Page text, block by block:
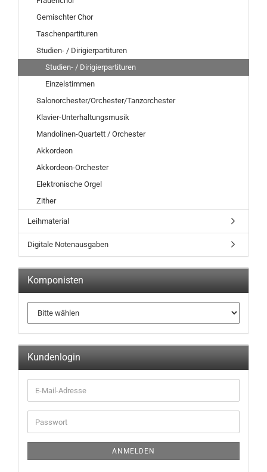
Gemischter Chor
Taschenpartituren
Studien- / Dirigierpartituren
Studien- / Dirigierpartituren
Einzelstimmen
Salonorchester/Orchester/Tanzorchester
Klavier-Unterhaltungsmusik
Mandolinen-Quartett / Orchester
Akkordeon
Akkordeon-Orchester
Elektronische Orgel
Zither
Leihmaterial
Digitale Notenausgaben
Komponisten
Kundenlogin
ANMELDEN